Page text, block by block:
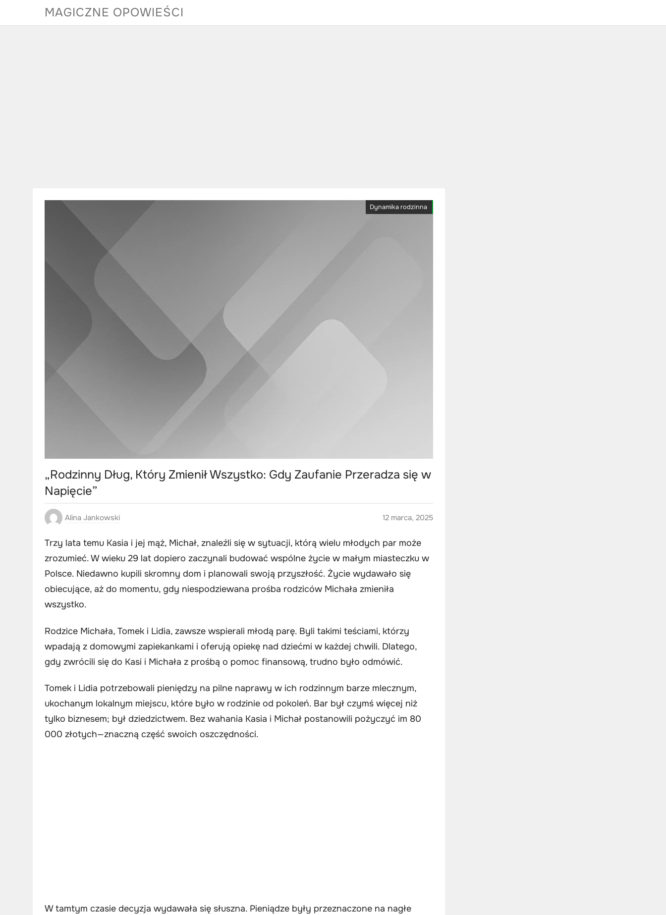
MAGICZNE OPOWIEŚCI
Dynamika rodzinna
„Rodzinny Dług, Który Zmienił Wszystko: Gdy Zaufanie Przeradza się w
Napięcie”
Alina Jankowski 12 marca, 2025
Trzy lata temu Kasia i jej mąż, Michał, znaleźli się w sytuacji, którą wielu młodych par może
zrozumieć. W wieku 29 lat dopiero zaczynali budować wspólne życie w małym miasteczku w
Polsce. Niedawno kupili skromny dom i planowali swoją przyszłość. Życie wydawało się
obiecujące, aż do momentu, gdy niespodziewana prośba rodziców Michała zmieniła
wszystko.
Rodzice Michała, Tomek i Lidia, zawsze wspierali młodą parę. Byli takimi teściami, którzy
wpadają z domowymi zapiekankami i oferują opiekę nad dziećmi w każdej chwili. Dlatego,
gdy zwrócili się do Kasi i Michała z prośbą o pomoc finansową, trudno było odmówić.
Tomek i Lidia potrzebowali pieniędzy na pilne naprawy w ich rodzinnym barze mlecznym,
ukochanym lokalnym miejscu, które było w rodzinie od pokoleń. Bar był czymś więcej niż
tylko biznesem; był dziedzictwem. Bez wahania Kasia i Michał postanowili pożyczyć im 80
000 złotych—znaczną część swoich oszczędności.
W tamtym czasie decyzja wydawała się słuszna. Pieniądze były przeznaczone na nagłe